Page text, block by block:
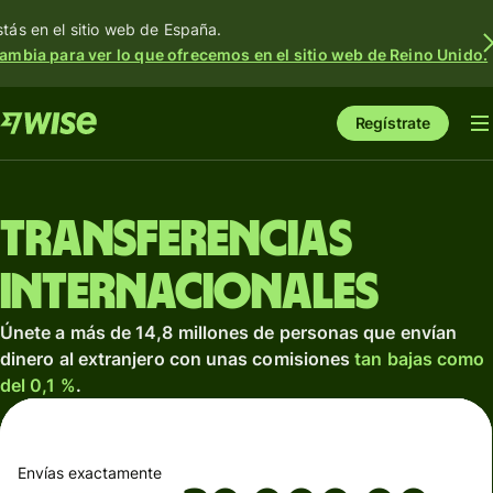
en el sitio web de España.
para ver lo que ofrecemos en el sitio web de Reino Unido.
Regístrate
Transferencias
internacionales
Únete a más de 14,8 millones de personas que envían
dinero al extranjero con unas comisionestan bajas como
del 0,1 %.
Envías exactamente